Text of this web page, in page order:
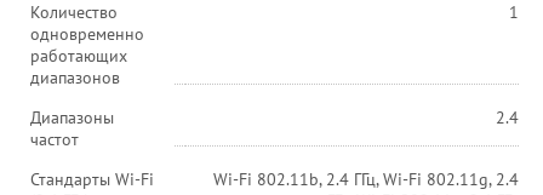
Количество
одновременно
работающих
диапазонов
1
Диапазоны
частот
2.4
Стандарты Wi-Fi
Wi-Fi 802.11b, 2.4 ГГц, Wi-Fi 802.11g, 2.4